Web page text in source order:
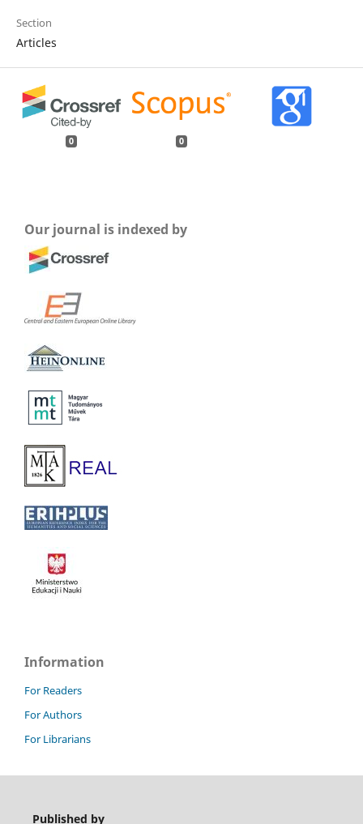
Section
Articles
0 0
Our journal is indexed by
Information
For Readers
For Authors
For Librarians
Published by